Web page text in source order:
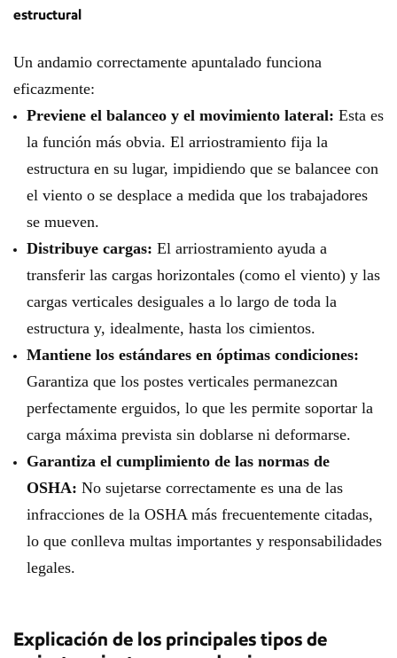
estructural
Un andamio correctamente apuntalado funciona
eficazmente:
Previene el balanceo y el movimiento lateral: Esta es
la función más obvia. El arriostramiento fija la
estructura en su lugar, impidiendo que se balancee con
el viento o se desplace a medida que los trabajadores
se mueven.
Distribuye cargas: El arriostramiento ayuda a
transferir las cargas horizontales (como el viento) y las
cargas verticales desiguales a lo largo de toda la
estructura y, idealmente, hasta los cimientos.
Mantiene los estándares en óptimas condiciones:
Garantiza que los postes verticales permanezcan
perfectamente erguidos, lo que les permite soportar la
carga máxima prevista sin doblarse ni deformarse.
Garantiza el cumplimiento de las normas de
OSHA: No sujetarse correctamente es una de las
infracciones de la OSHA más frecuentemente citadas,
lo que conlleva multas importantes y responsabilidades
legales.
Explicación de los principales tipos de